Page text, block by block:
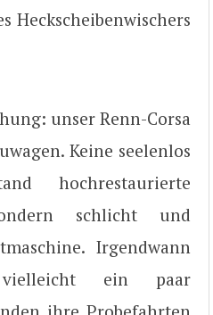
Heckscheibenwischers
unser Renn-Corsa
Keine seelenlos
hochrestaurierte
schlicht und
Irgendwann
vielleicht ein paar